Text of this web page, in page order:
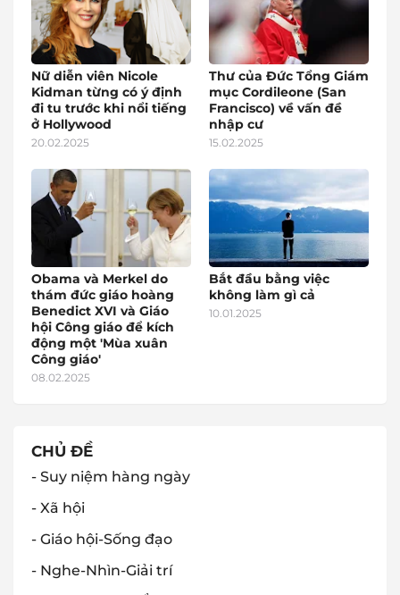
Nữ diễn viên Nicole
Kidman từng có ý định
đi tu trước khi nổi tiếng
ở Hollywood
20.02.2025
Thư của Đức Tổng Giám
mục Cordileone (San
Francisco) về vấn đề
nhập cư
15.02.2025
Obama và Merkel do
thám đức giáo hoàng
Benedict XVI và Giáo
hội Công giáo để kích
động một 'Mùa xuân
Công giáo'
08.02.2025
Bắt đầu bằng việc
không làm gì cả
10.01.2025
CHỦ ĐỀ
- Suy niệm hàng ngày
- Xã hội
- Giáo hội-Sống đạo
- Nghe-Nhìn-Giải trí